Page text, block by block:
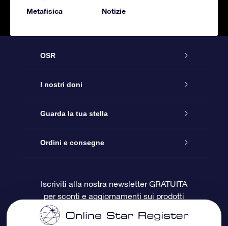
Metafisica Notizie
OSR
Assistenza
Contattaci
Blog
OSR Recensioni
I nostri doni
Online Star Gift
Pacchetto regalo OSR
Gift Card OSR
Guarda la tua stella
Registro stellare
Star Page personalizzata
Ordini e consegne
Informazioni di Pagamento
Iscriviti alla nostra newsletter GRATUITA
per sconti e aggiornamenti sui prodotti